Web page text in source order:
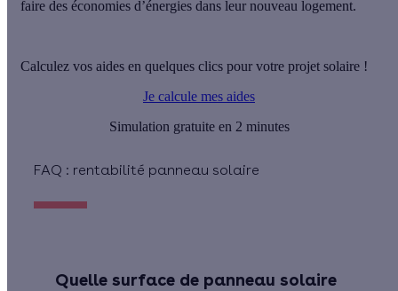
faire des économies d’énergies dans leur nouveau logement.
Calculez vos aides en quelques clics pour votre projet solaire !
Je calcule mes aides
Simulation gratuite en 2 minutes
FAQ : rentabilité panneau solaire
Quelle surface de panneau solaire